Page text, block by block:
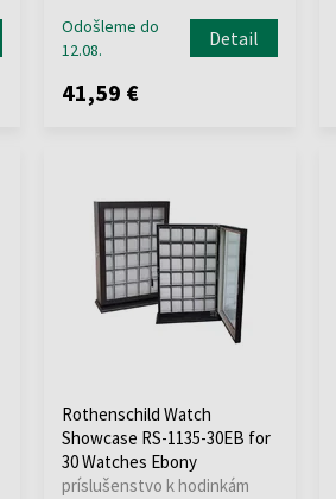
Odošleme do
12.08.
Detail
41,59 €
Rothenschild Watch
Showcase RS-1135-30EB for
30 Watches Ebony
príslušenstvo k hodinkám